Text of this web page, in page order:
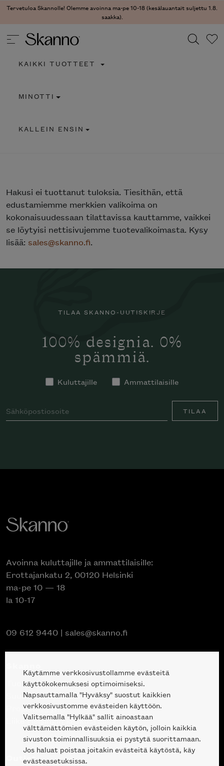
Tervetuloa Skannolle! Olemme avoinna ma-pe 10-18 (kesälauantait suljettu 1.8.
saakka).
Type 2 or more characters for results.
KAIKKI TUOTTEET
MINOTTI
KALLEIN ENSIN
Hakusi ei tuottanut tuloksia. Tiesithän, että
edustamiemme merkkien valikoima on
kokonaisuudessaan tilattavissa kauttamme, vaikkei
se löytyisi nettisivujemme tuotevalikoimasta. Kysy
lisää: sales@skanno.fi.
TILAA SKANNO-UUTISKIRJE
100% designia. 0%
spämmiä.
Kuluttajille Ammattilaisille
TILAA
Avoinna kuluttajille ja ammattilaisille:
Erottajankatu 2, 00120 Helsinki
ma-pe 10 — 18
la 10-17
09 612 9440 | sales@skanno.fi
Tuotteet
Suunnittelupalvelu
Projektimyynti
Liike Helsingin keskustassa
Outlet
Käytämme verkkosivustollamme evästeitä
käyttökokemuksesi optimoimiseksi.
Napsauttamalla "Hyväksy" suostut kaikkien
verkkosivustomme evästeiden käyttöön.
Valitsemalla "Hylkää" sallit ainoastaan
välttämättömien evästeiden käytön, jolloin kaikkia
sivuston toiminnallisuuksia ei pystytä suorittamaan.
Jos haluat poistaa joitakin evästeitä käytöstä, käy
evästeasetuksissa.